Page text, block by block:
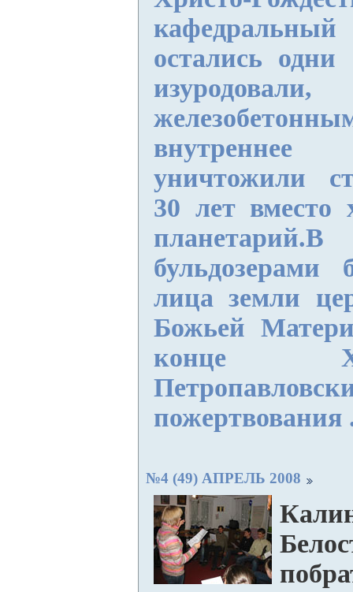
остались
внутреннее
уничтожили
30 лет вместо
лица земли
Божьей
конце
пожертвования
№4 (49) АПРЕЛЬ 2008